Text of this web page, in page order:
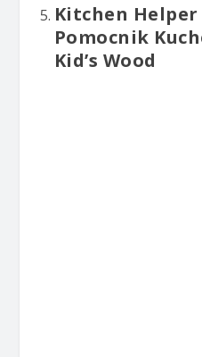
Kitchen Helper
Pomocnik
Kid’s Wood